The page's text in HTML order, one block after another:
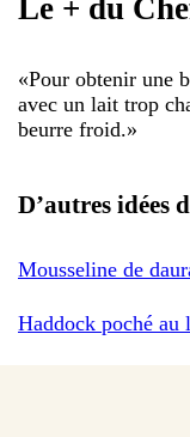
Le + du
«Pour obtenir une
avec un lait trop
beurre froid.»
D’autres idées
Mousseline de
Haddock poché au